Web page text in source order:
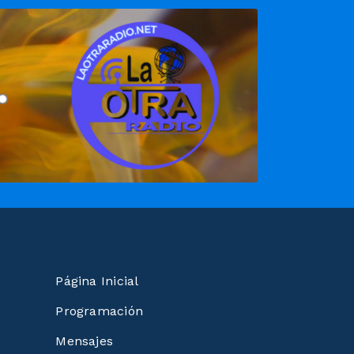
Página Inicial
Programación
Mensajes